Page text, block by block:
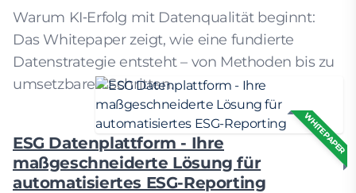
Warum KI‑Erfolg mit Datenqualität beginnt:
Das Whitepaper zeigt, wie eine fundierte
Datenstrategie entsteht – von Methoden bis zu
umsetzbaren Schritten.
WHITEPAPER
ESG Datenplattform - Ihre
maßgeschneiderte Lösung für
automatisiertes ESG-Reporting